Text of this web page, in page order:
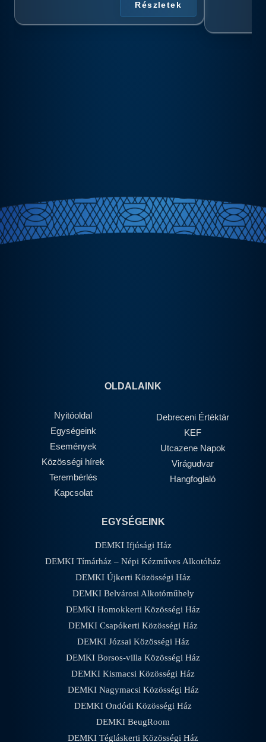
Részletek
OLDALAINK
Nyitóoldal
Egységeink
Események
Közösségi hírek
Terembérlés
Kapcsolat
Debreceni Értéktár
KEF
Utcazene Napok
Virágudvar
Hangfoglaló
EGYSÉGEINK
DEMKI Ifjúsági Ház
DEMKI Tímárház – Népi Kézműves Alkotóház
DEMKI Újkerti Közösségi Ház
DEMKI Belvárosi Alkotóműhely
DEMKI Homokkerti Közösségi Ház
DEMKI Csapókerti Közösségi Ház
DEMKI Józsai Közösségi Ház
DEMKI Borsos-villa Közösségi Ház
DEMKI Kismacsi Közösségi Ház
DEMKI Nagymacsi Közösségi Ház
DEMKI Ondódi Közösségi Ház
DEMKI BeugRoom
DEMKI Tégláskerti Közösségi Ház